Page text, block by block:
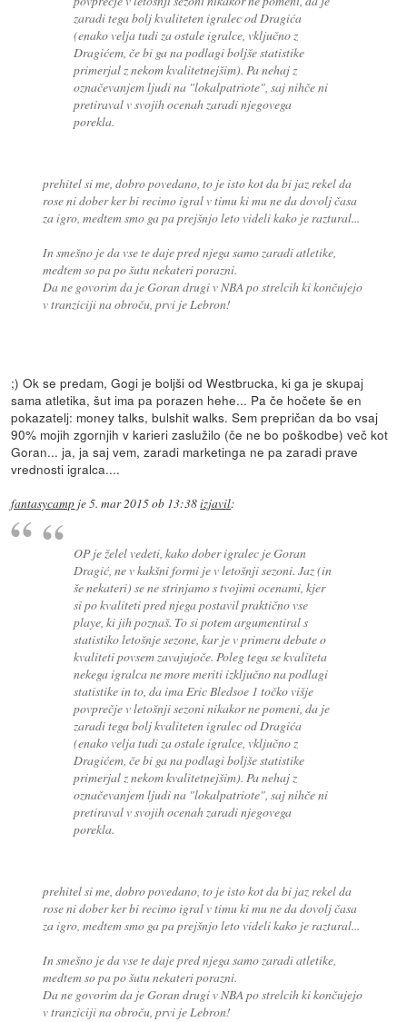
zaradi tega bolj kvaliteten igralec od Dragića
(enako velja tudi za ostale igralce, vključno z
Dragićem, če bi ga na podlagi boljše statistike
primerjal z nekom kvalitetnejšim). Pa nehaj z
označevanjem ljudi na "lokalpatriote", saj nihče ni
pretiraval v svojih ocenah zaradi njegovega
porekla.
prehitel si me, dobro povedano, to je isto kot da bi jaz rekel da
rose ni dober ker bi recimo igral v timu ki mu ne da dovolj časa
za igro, medtem smo ga pa prejšnjo leto videli kako je raztural...
In smešno je da vse te daje pred njega samo zaradi atletike,
medtem so pa po šutu nekateri porazni.
Da ne govorim da je Goran drugi v NBA po strelcih ki končujejo
v tranziciji na obroču, prvi je Lebron!
;) Ok se predam, Gogi je boljši od Westbrucka, ki ga je skupaj
sama atletika, šut ima pa porazen hehe... Pa če hočete še en
pokazatelj: money talks, bulshit walks. Sem prepričan da bo vsaj
90% mojih zgornjih v karieri zaslužilo (če ne bo poškodbe) več kot
Goran... ja, ja saj vem, zaradi marketinga ne pa zaradi prave
vrednosti igralca....
fantasycamp je5. mar 2015 ob 13:38izjavil:
OP je želel vedeti, kako dober igralec je Goran
Dragić, ne v kakšni formi je v letošnji sezoni. Jaz (in
še nekateri) se ne strinjamo s tvojimi ocenami, kjer
si po kvaliteti pred njega postavil praktično vse
playe, ki jih poznaš. To si potem argumentiral s
statistiko letošnje sezone, kar je v primeru debate o
kvaliteti povsem zavajujoče. Poleg tega se kvaliteta
nekega igralca ne more meriti izključno na podlagi
statistike in to, da ima Eric Bledsoe 1 točko višje
povprečje v letošnji sezoni nikakor ne pomeni, da je
zaradi tega bolj kvaliteten igralec od Dragića
(enako velja tudi za ostale igralce, vključno z
Dragićem, če bi ga na podlagi boljše statistike
primerjal z nekom kvalitetnejšim). Pa nehaj z
označevanjem ljudi na "lokalpatriote", saj nihče ni
pretiraval v svojih ocenah zaradi njegovega
porekla.
prehitel si me, dobro povedano, to je isto kot da bi jaz rekel da
rose ni dober ker bi recimo igral v timu ki mu ne da dovolj časa
za igro, medtem smo ga pa prejšnjo leto videli kako je raztural...
In smešno je da vse te daje pred njega samo zaradi atletike,
medtem so pa po šutu nekateri porazni.
Da ne govorim da je Goran drugi v NBA po strelcih ki končujejo
v tranziciji na obroču, prvi je Lebron!